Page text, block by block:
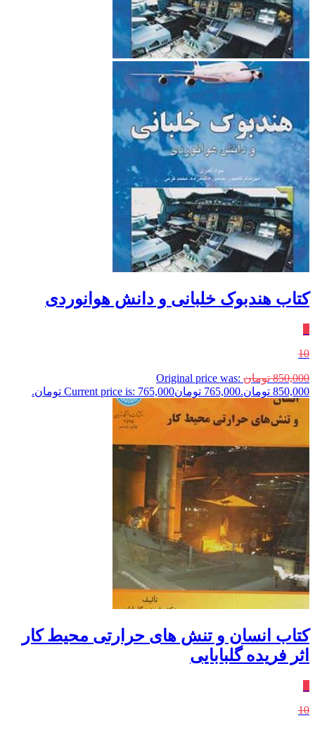
کتاب هندبوک خلبانی و دانش هوانوردی
10
850,000 تومان Original price was:
850,000 تومان.
765,000 تومانCurrent price is: 765,000 تومان.
کتاب انسان و تنش های حرارتی محیط کار
اثر فریده گلبابایی
10